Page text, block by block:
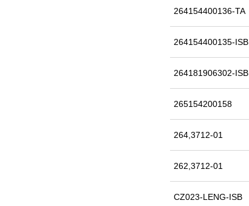
264154400136-TA
264154400135-ISB
264181906302-ISB
265154200158
264,3712-01
262,3712-01
CZ023-LENG-ISB